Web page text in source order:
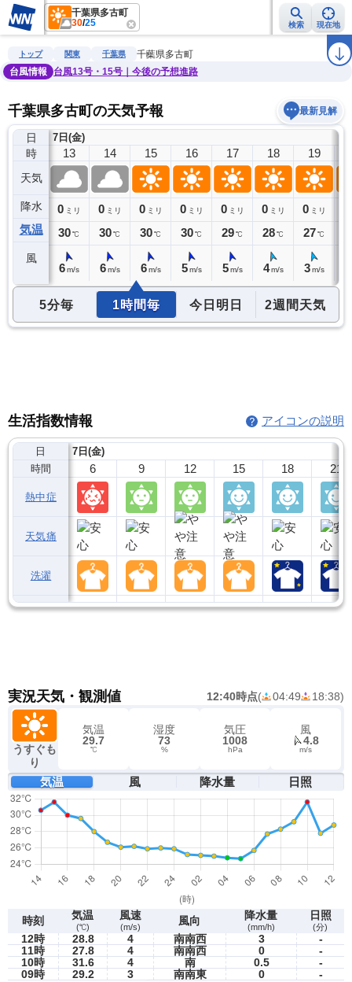
千葉県多古町
30/25 検索 現在地
雨雲レーダー 台風情報 地震情報 ラ
トップ 関東 千葉県
千葉県多古町
台風情報
台風13号・15号｜今後の予想進路
千葉県多古町の天気予報 最新見解
日
時
天気
降水
気温
風
7日(金)
12
0ミリ
30℃
13
0 ミリ
30℃
6 m/s
14
0 ミリ
30℃
6 m/s
15
0 ミリ
30℃
6 m/s
16
0 ミリ
30℃
5 m/s
17
0 ミリ
29℃
5 m/s
18
0 ミリ
28℃
4 m/s
19
0 ミリ
27℃
3 m/s
5分毎 1時間毎 今日明日 2週間天気
生活指数情報 アイコンの説明
日
時間
熱中症
天気痛
洗濯
7日(金)
6 9 12 15 18 21
実況天気・観測値 12:40時点( 04:49 18:38)
うすぐも
り
気温
29.7
℃
湿度
73
%
気圧
1008
hPa
風
4.8
m/s
気温 風 降水量 日照
時刻 気温
(℃)
風速
(m/s) 風向 降水量
(mm/h)
日照
(分)
12時 28.8 4 南南西 3
-
11時
27.8 4 南南西 0
-
10時
31.6 4 南 0.5
-
09時
29.2 3 南南東 0 -